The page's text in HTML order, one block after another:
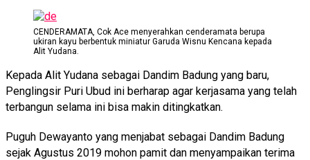
CENDERAMATA, Cok Ace menyerahkan cenderamata berupa
ukiran kayu berbentuk miniatur Garuda Wisnu Kencana kepada
Alit Yudana.
Kepada Alit Yudana sebagai Dandim Badung yang baru,
Penglingsir Puri Ubud ini berharap agar kerjasama yang telah
terbangun selama ini bisa makin ditingkatkan.
Puguh Dewayanto yang menjabat sebagai Dandim Badung
sejak Agustus 2019 mohon pamit dan menyampaikan terima